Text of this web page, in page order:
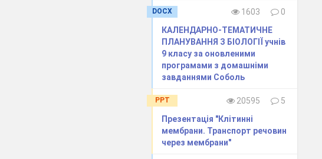
DOCX 1603
0
КАЛЕНДАРНО-ТЕМАТИЧНЕ
ПЛАНУВАННЯ З БІОЛОГІЇ учнів
9 класу за оновленими
програмами з домашніми
завданнями Соболь
PPT 20595
5
Презентація "Клітинні
мембрани. Транспорт речовин
через мембрани"